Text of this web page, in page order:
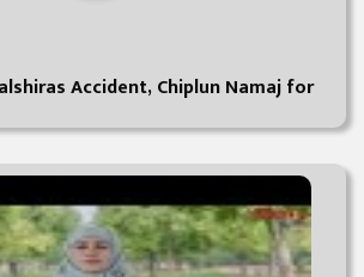
Accident, Chiplun Namaj for